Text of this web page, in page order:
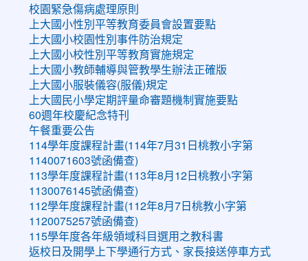
校園緊急傷病處理原則
上大國小性別平等教育委員會設置要點
上大國小校園性別事件防治規定
上大國小校性別平等教育實施規定
上大國小教師輔導與管教學生辦法正確版
上大國小服裝儀容(服儀)規定
上大國民小學定期評量命審題機制實施要點
60週年校慶紀念特刊
午餐重要公告
114學年度課程計畫(114年7月31日桃教小字第
1140071603號函備查)
113學年度課程計畫(113年8月12日桃教小字第
1130076145號函備查)
112學年度課程計畫(112年8月7日桃教小字第
1120075257號函備查)
115學年度各年級領域科目選用之教科書
返校日及開學上下學通行方式、家長接送停車方式